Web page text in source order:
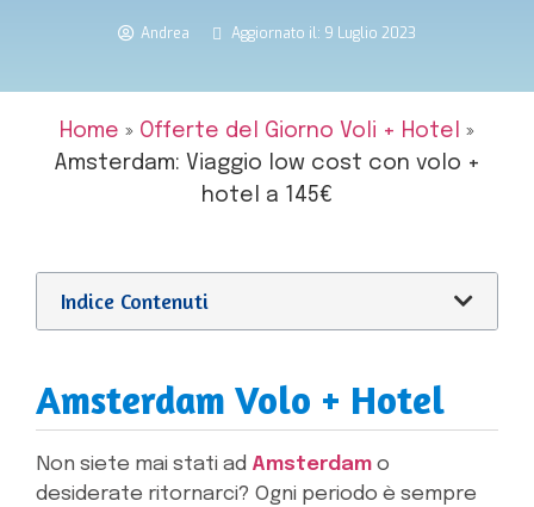
Andrea Aggiornato il: 9 Luglio 2023
Home » Offerte del Giorno Voli + Hotel
»
Amsterdam: Viaggio low cost con volo +
hotel a 145€
Indice Contenuti
Amsterdam Volo + Hotel
Non siete mai stati ad Amsterdam o
desiderate ritornarci? Ogni periodo è sempre